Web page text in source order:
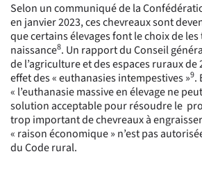
Selon un communiqué de la
en janvier 2023, ces chevreaux sont
que certains élevages font le choix de les
naissance8. Un rapport du Conseil
de l’agriculture et des espaces ruraux
effet des « euthanasies intempestives »9.
« l’euthanasie massive en élevage ne
solution acceptable pour résoudre le
trop important de chevreaux à
« raison économique » n’est pas
du Code rural.